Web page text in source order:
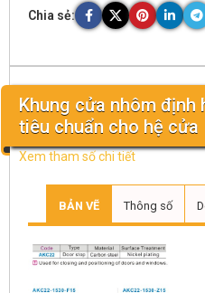
Khung cửa nhôm định
tiêu chuẩn cho hệ cửa
Xem tham số chi tiết
BẢN VẼ Thông số
Chia sẻ: